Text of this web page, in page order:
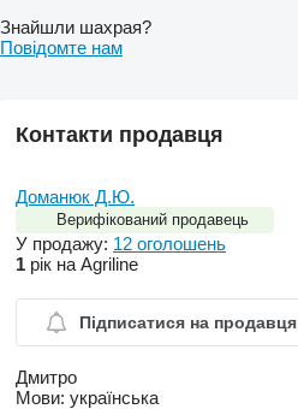
Знайшли шахрая?
Повідомте нам
Контакти продавця
Доманюк Д.Ю.
Верифікований продавець
У продажу: 12 оголошень
1 рік на Agriline
Підписатися на продавця
Дмитро
Мови: українська